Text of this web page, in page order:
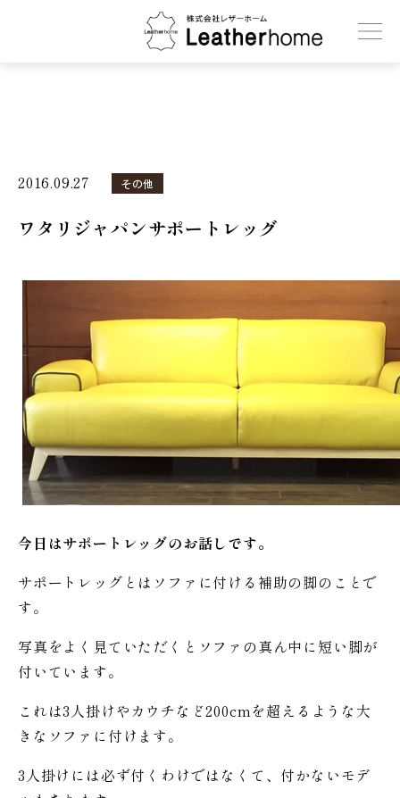
株式会社レザーホーム
2016.09.27 その他
ワタリジャパンサポートレッグ
今日はサポートレッグのお話しです。
サポートレッグとはソファに付ける補助の脚のことで
す。
写真をよく見ていただくとソファの真ん中に短い脚が
付いています。
これは3人掛けやカウチなど200cmを超えるような大
きなソファに付けます。
3人掛けには必ず付くわけではなくて、付かないモデ